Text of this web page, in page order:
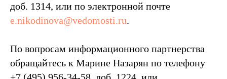
доб. 1314, или по электронной почте
e.nikodinova@vedomosti.ru.
По вопросам информационного партнерства
обращайтесь к Марине Назарян по телефону